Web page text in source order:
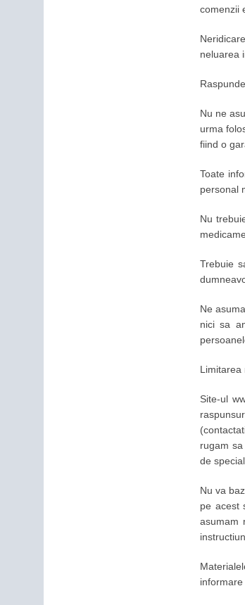
comenzii
neluarea
Nu ne
urma
fiind o
Toate
personal
Nu
Trebuie
Ne
nici sa
Limitarea
Site-ul
rugam
de
Nu va
pe acest
asumam